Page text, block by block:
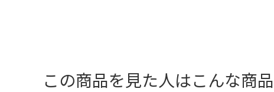
この商品を見た人はこんな商